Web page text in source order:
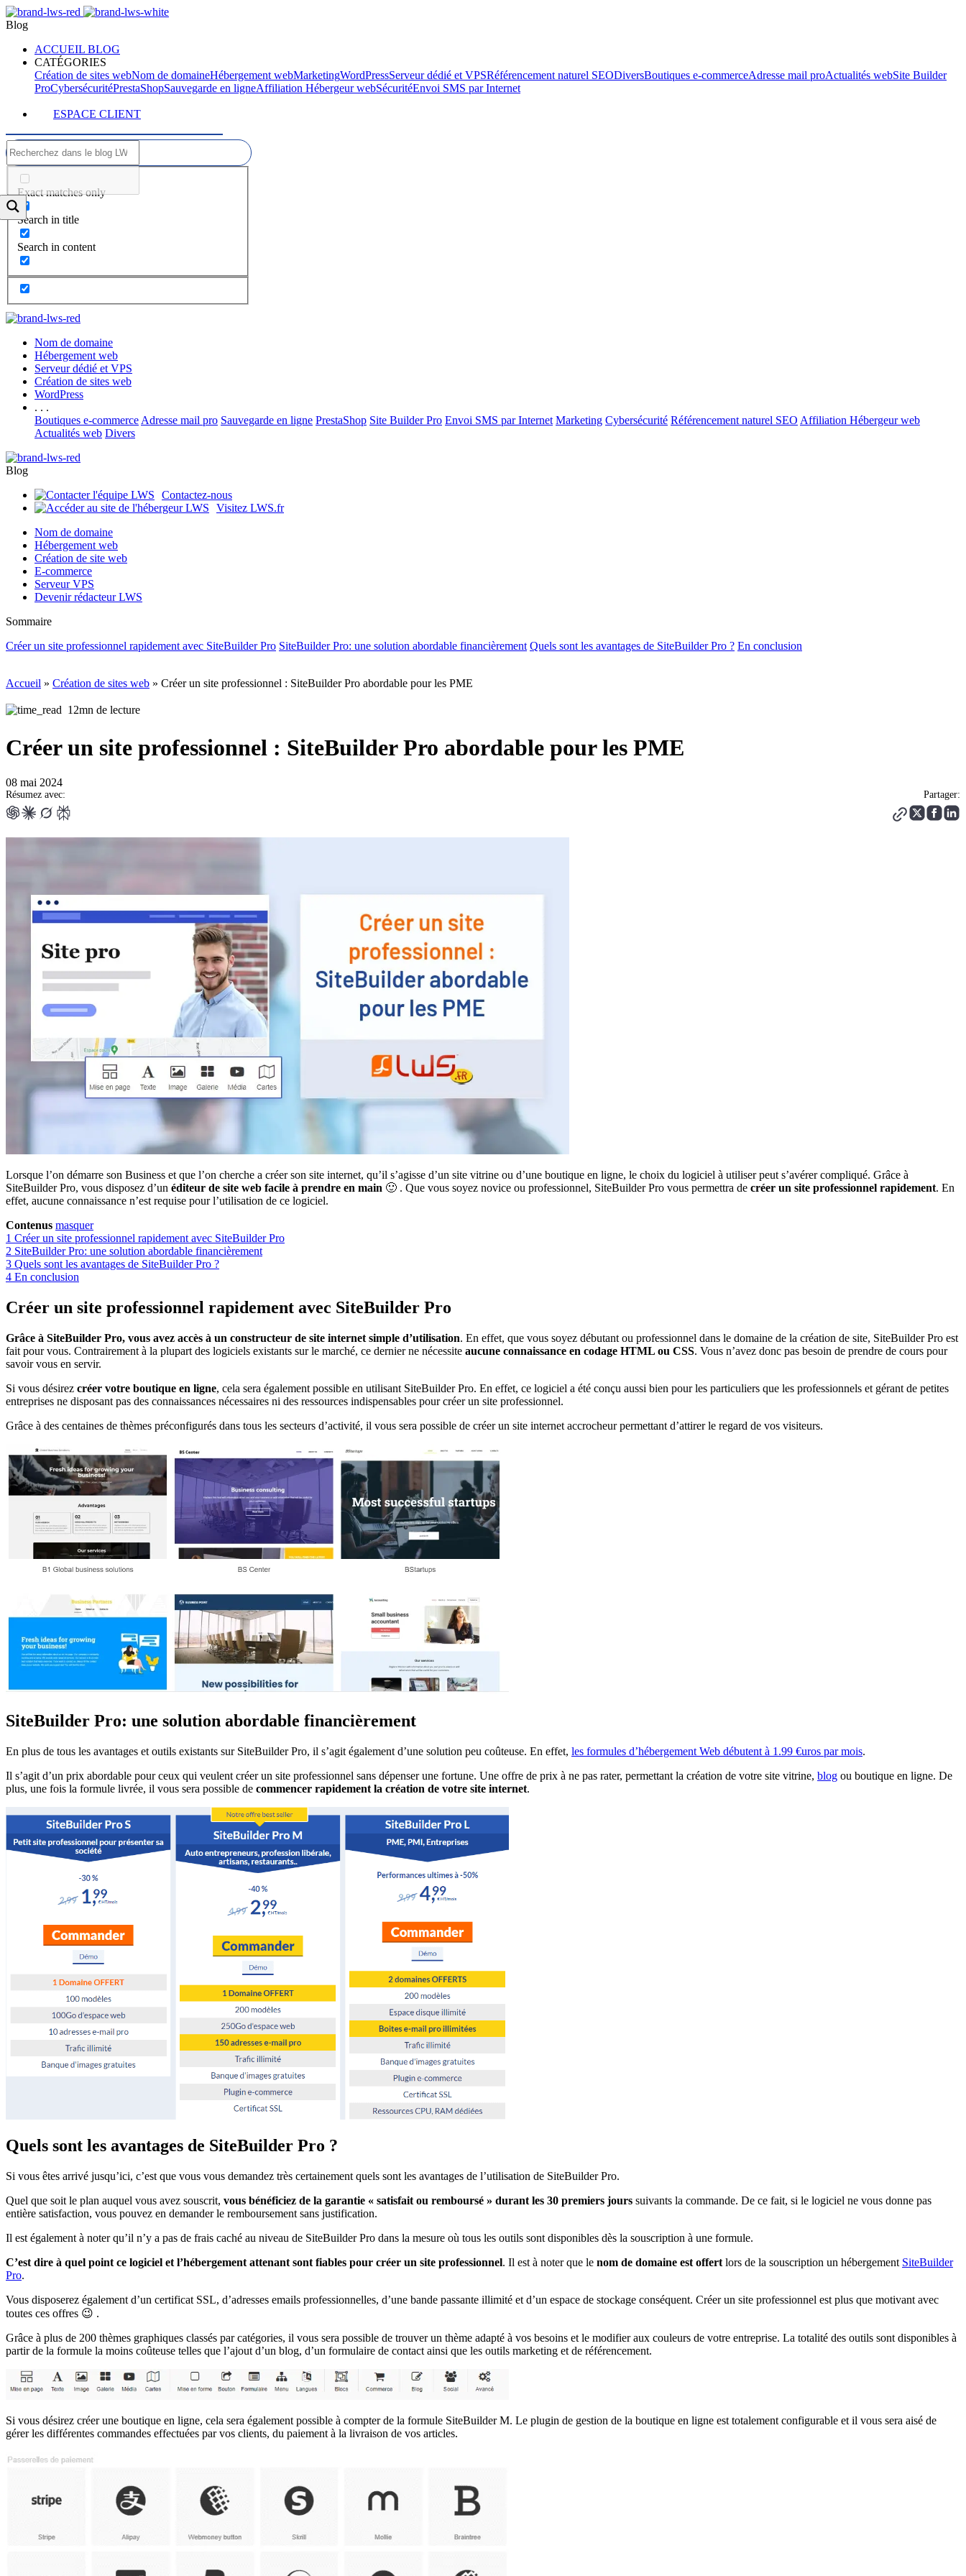
Blog
ACCUEIL BLOG
CATÉGORIES
Création de sites webNom de domaineHébergement webMarketingWordPressServeur dédié et VPSRéférencement naturel SEODiversBoutiques e-commerceAdresse mail proActualités webSite Builder
ProCybersécuritéPrestaShopSauvegarde en ligneAffiliation Hébergeur webSécuritéEnvoi SMS par Internet
ESPACE CLIENT
Exact matches only
Search in title
Search in content
Nom de domaine
Hébergement web
Serveur dédié et VPS
Création de sites web
WordPress
. . .
Boutiques e-commerce Adresse mail pro Sauvegarde en ligne PrestaShop Site Builder Pro Envoi SMS par Internet Marketing Cybersécurité Référencement naturel SEO Affiliation Hébergeur web
Actualités web Divers
Blog
Contactez-nous
Visitez LWS.fr
Nom de domaine
Hébergement web
Création de site web
E-commerce
Serveur VPS
Devenir rédacteur LWS
Sommaire
Créer un site professionnel rapidement avec SiteBuilder Pro SiteBuilder Pro: une solution abordable financièrement Quels sont les avantages de SiteBuilder Pro ? En conclusion
Accueil » Création de sites web » Créer un site professionnel : SiteBuilder Pro abordable pour les PME
12mn de lecture
Créer un site professionnel : SiteBuilder Pro abordable pour les PME
08 mai 2024
Résumez avec: Partager:
Lorsque l’on démarre son Business et que l’on cherche a créer son site internet, qu’il s’agisse d’un site vitrine ou d’une boutique en ligne, le choix du logiciel à utiliser peut s’avérer compliqué. Grâce à
SiteBuilder Pro, vous disposez d’un éditeur de site web facile à prendre en main 🙂 . Que vous soyez novice ou professionnel, SiteBuilder Pro vous permettra de créer un site professionnel rapidement. En
effet, aucune connaissance n’est requise pour l’utilisation de ce logiciel.
Contenus masquer
1 Créer un site professionnel rapidement avec SiteBuilder Pro
2 SiteBuilder Pro: une solution abordable financièrement
3 Quels sont les avantages de SiteBuilder Pro ?
4 En conclusion
Créer un site professionnel rapidement avec SiteBuilder Pro
Grâce à SiteBuilder Pro, vous avez accès à un constructeur de site internet simple d’utilisation. En effet, que vous soyez débutant ou professionnel dans le domaine de la création de site, SiteBuilder Pro est
fait pour vous. Contrairement à la plupart des logiciels existants sur le marché, ce dernier ne nécessite aucune connaissance en codage HTML ou CSS. Vous n’avez donc pas besoin de prendre de cours pour
savoir vous en servir.
Si vous désirez créer votre boutique en ligne, cela sera également possible en utilisant SiteBuilder Pro. En effet, ce logiciel a été conçu aussi bien pour les particuliers que les professionnels et gérant de petites
entreprises ne disposant pas des connaissances nécessaires ni des ressources indispensables pour créer un site professionnel.
Grâce à des centaines de thèmes préconfigurés dans tous les secteurs d’activité, il vous sera possible de créer un site internet accrocheur permettant d’attirer le regard de vos visiteurs.
SiteBuilder Pro: une solution abordable financièrement
En plus de tous les avantages et outils existants sur SiteBuilder Pro, il s’agit également d’une solution peu coûteuse. En effet, les formules d’hébergement Web débutent à 1.99 €uros par mois.
Il s’agit d’un prix abordable pour ceux qui veulent créer un site professionnel sans dépenser une fortune. Une offre de prix à ne pas rater, permettant la création de votre site vitrine, blog ou boutique en ligne. De
plus, une fois la formule livrée, il vous sera possible de commencer rapidement la création de votre site internet.
Quels sont les avantages de SiteBuilder Pro ?
Si vous êtes arrivé jusqu’ici, c’est que vous vous demandez très certainement quels sont les avantages de l’utilisation de SiteBuilder Pro.
Quel que soit le plan auquel vous avez souscrit, vous bénéficiez de la garantie « satisfait ou remboursé » durant les 30 premiers jours suivants la commande. De ce fait, si le logiciel ne vous donne pas
entière satisfaction, vous pouvez en demander le remboursement sans justification.
Il est également à noter qu’il n’y a pas de frais caché au niveau de SiteBuilder Pro dans la mesure où tous les outils sont disponibles dès la souscription à une formule.
C’est dire à quel point ce logiciel et l’hébergement attenant sont fiables pour créer un site professionnel. Il est à noter que le nom de domaine est offert lors de la souscription un hébergement SiteBuilder
Pro.
Vous disposerez également d’un certificat SSL, d’adresses emails professionnelles, d’une bande passante illimité et d’un espace de stockage conséquent. Créer un site professionnel est plus que motivant avec
toutes ces offres 😉 .
Grâce à plus de 200 thèmes graphiques classés par catégories, il vous sera possible de trouver un thème adapté à vos besoins et le modifier aux couleurs de votre entreprise. La totalité des outils sont disponibles à
partir de la formule la moins coûteuse telles que l’ajout d’un blog, d’un formulaire de contact ainsi que les outils marketing et de référencement.
Si vous désirez créer une boutique en ligne, cela sera également possible à compter de la formule SiteBuilder M. Le plugin de gestion de la boutique en ligne est totalement configurable et il vous sera aisé de
gérer les différentes commandes effectuées par vos clients, du paiement à la livraison de vos articles.